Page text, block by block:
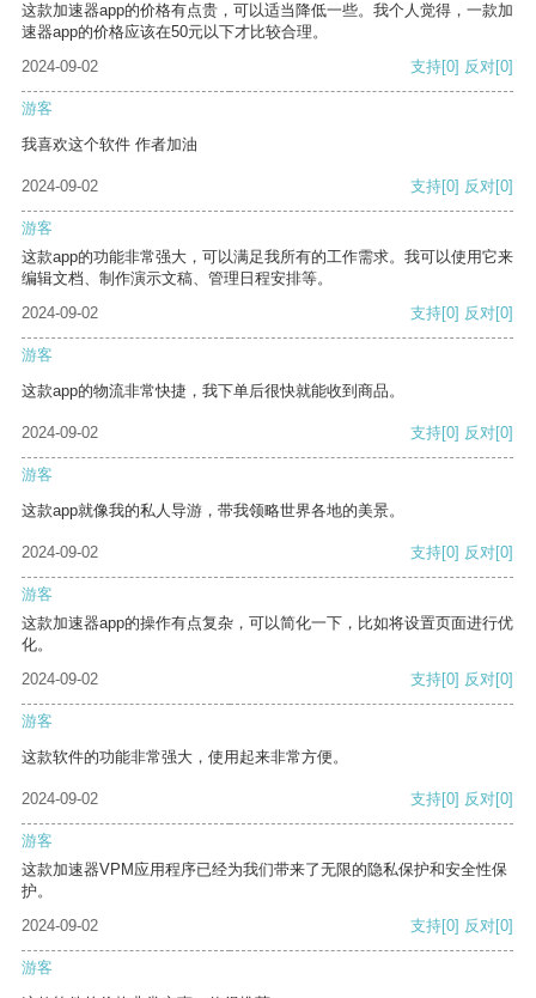
这款加速器app的价格有点贵，可以适当降低一些。我个人觉得，一款加
速器app的价格应该在50元以下才比较合理。
2024-09-02
支持[0] 反对[0]
游客
我喜欢这个软件 作者加油
2024-09-02 支持[0] 反对[0]
游客
这款app的功能非常强大，可以满足我所有的工作需求。我可以使用它来
编辑文档、制作演示文稿、管理日程安排等。
2024-09-02
支持[0] 反对[0]
游客
这款app的物流非常快捷，我下单后很快就能收到商品。
2024-09-02 支持[0] 反对[0]
游客
这款app就像我的私人导游，带我领略世界各地的美景。
2024-09-02 支持[0] 反对[0]
游客
这款加速器app的操作有点复杂，可以简化一下，比如将设置页面进行优
化。
2024-09-02
支持[0] 反对[0]
游客
这款软件的功能非常强大，使用起来非常方便。
2024-09-02 支持[0] 反对[0]
游客
这款加速器VPM应用程序已经为我们带来了无限的隐私保护和安全性保
护。
2024-09-02
支持[0] 反对[0]
游客